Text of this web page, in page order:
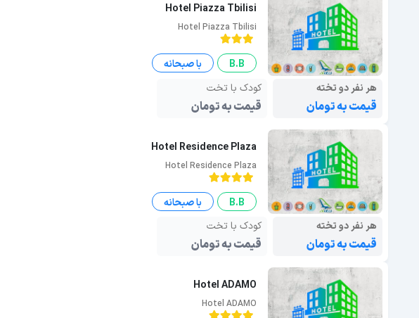
Hotel Piazza Tbilisi
Hotel Piazza Tbilisi
B.B
با صبحانه
هر نفر دو تخته
قیمت به تومان
کودک با تخت
قیمت به تومان
Hotel Residence Plaza
Hotel Residence Plaza
B.B
با صبحانه
هر نفر دو تخته
قیمت به تومان
کودک با تخت
قیمت به تومان
Hotel ADAMO
Hotel ADAMO